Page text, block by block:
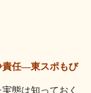
責任―東スポもび
態は知っておく